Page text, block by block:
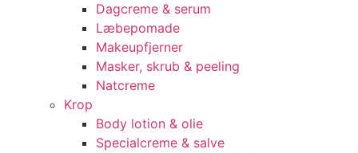
Dagcreme & serum
Læbepomade
Makeupfjerner
Masker, skrub & peeling
Natcreme
Krop
Body lotion & olie
Specialcreme & salve